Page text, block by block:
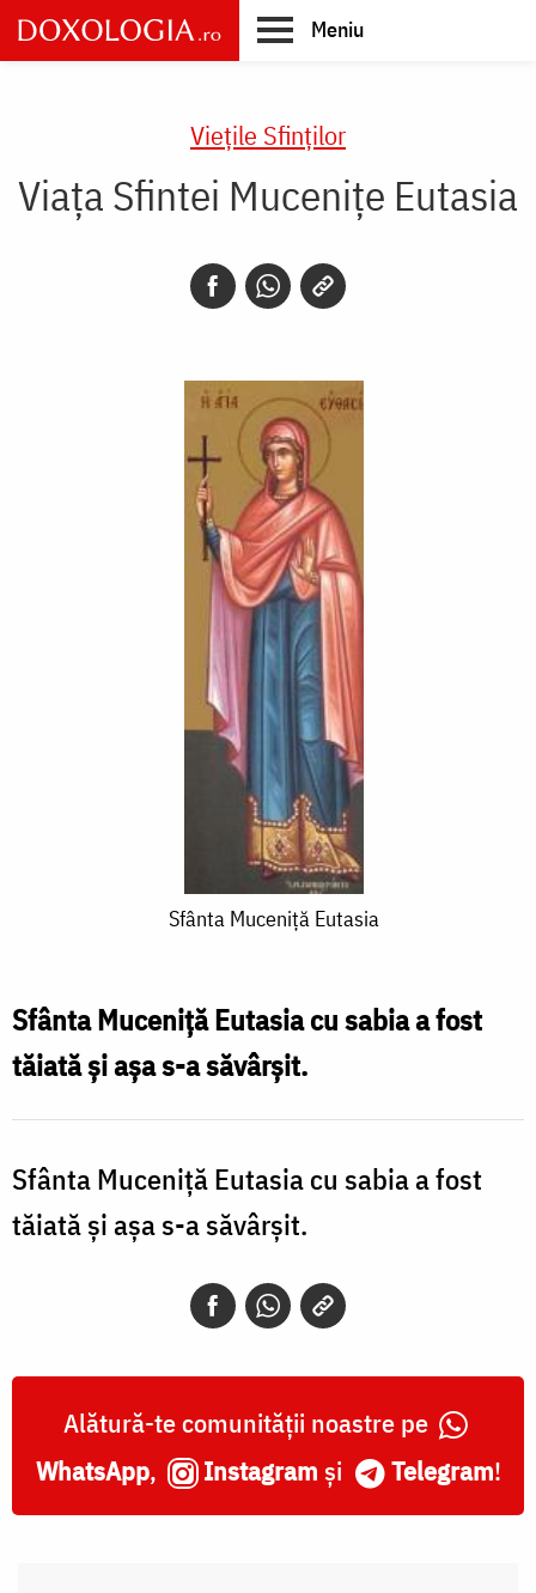
Skip
to
main
Meniu
Vieţile Sfinţilor
Viaţa Sfintei Muceniţe Eutasia
Eutasia
Sfânta Muceniţă Eutasia
Sfânta Muceniţă Eutasia cu sabia a fost
tăiată şi aşa s-a săvârşit.
Sfânta Muceniţă Eutasia cu sabia a fost
tăiată şi aşa s-a săvârşit.
Alătură-te comunității noastre pe
WhatsApp, Instagram și Telegram!